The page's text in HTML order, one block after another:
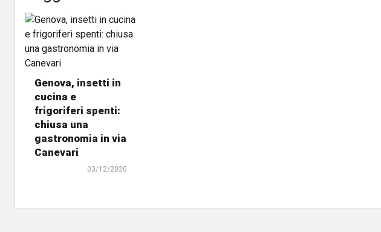
Genova, insetti in
cucina e
frigoriferi spenti:
chiusa una
gastronomia in via
Canevari
03/12/2020